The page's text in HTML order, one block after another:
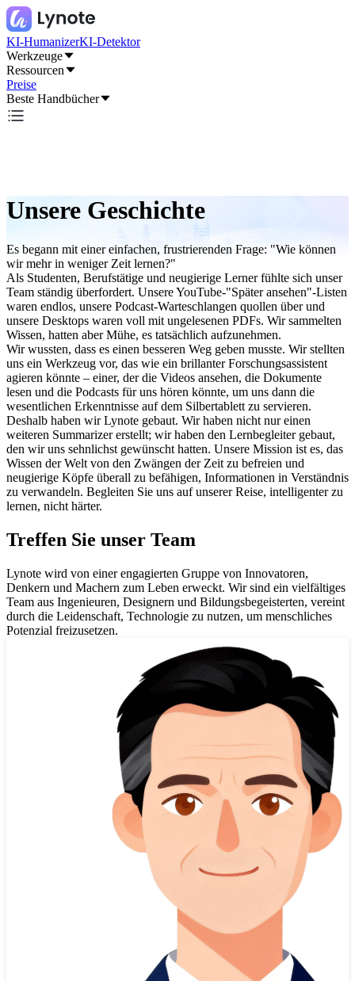
KI-HumanizerKI-Detektor
Werkzeuge
Ressourcen
Preise
Beste Handbücher
Unsere Geschichte
Es begann mit einer einfachen, frustrierenden Frage: "Wie können
wir mehr in weniger Zeit lernen?"
Als Studenten, Berufstätige und neugierige Lerner fühlte sich unser
Team ständig überfordert. Unsere YouTube-"Später ansehen"-Listen
waren endlos, unsere Podcast-Warteschlangen quollen über und
unsere Desktops waren voll mit ungelesenen PDFs. Wir sammelten
Wissen, hatten aber Mühe, es tatsächlich aufzunehmen.
Wir wussten, dass es einen besseren Weg geben musste. Wir stellten
uns ein Werkzeug vor, das wie ein brillanter Forschungsassistent
agieren könnte – einer, der die Videos ansehen, die Dokumente
lesen und die Podcasts für uns hören könnte, um uns dann die
wesentlichen Erkenntnisse auf dem Silbertablett zu servieren.
Deshalb haben wir Lynote gebaut. Wir haben nicht nur einen
weiteren Summarizer erstellt; wir haben den Lernbegleiter gebaut,
den wir uns sehnlichst gewünscht hatten. Unsere Mission ist es, das
Wissen der Welt von den Zwängen der Zeit zu befreien und
neugierige Köpfe überall zu befähigen, Informationen in Verständnis
zu verwandeln. Begleiten Sie uns auf unserer Reise, intelligenter zu
lernen, nicht härter.
Treffen Sie unser Team
Lynote wird von einer engagierten Gruppe von Innovatoren,
Denkern und Machern zum Leben erweckt. Wir sind ein vielfältiges
Team aus Ingenieuren, Designern und Bildungsbegeisterten, vereint
durch die Leidenschaft, Technologie zu nutzen, um menschliches
Potenzial freizusetzen.